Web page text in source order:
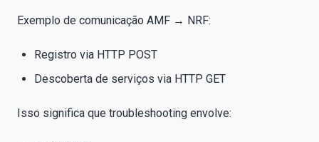
Exemplo de comunicação AMF → NRF:
Registro via HTTP POST
Descoberta de serviços via HTTP GET
Isso significa que troubleshooting envolve: